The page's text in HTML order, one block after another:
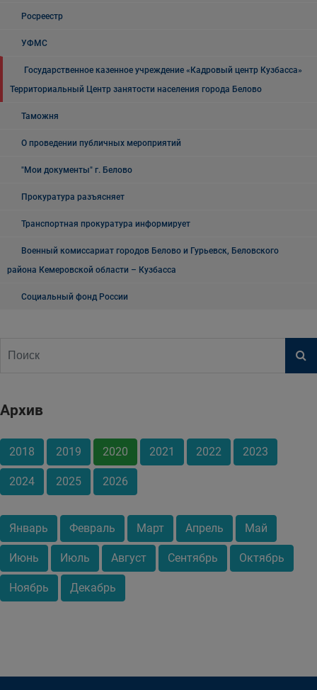
Росреестр
УФМС
Государственное казенное учреждение «Кадровый центр Кузбасса»
Территориальный Центр занятости населения города Белово
Таможня
О проведении публичных мероприятий
"Мои документы" г. Белово
Прокуратура разъясняет
Транспортная прокуратура информирует
Военный комиссариат городов Белово и Гурьевск, Беловского
района Кемеровской области – Кузбасса
Социальный фонд России
Архив
2018 2019 2020 2021 2022 2023
2024 2025 2026
Январь Февраль Март Апрель Май
Июнь Июль Август Сентябрь Октябрь
Ноябрь Декабрь